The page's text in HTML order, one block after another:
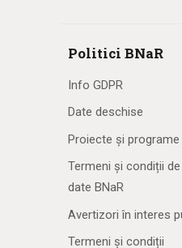
Politici BNaR
Info GDPR
Date deschise
Proiecte și programe
Termeni și condiții
date BNaR
Avertizori în interes
Termeni și condiții